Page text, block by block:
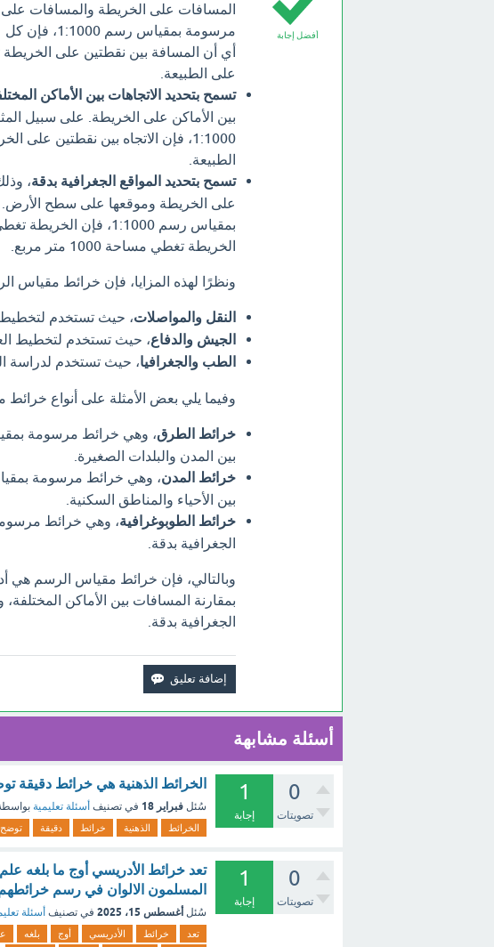
أفضل إجابة
المسافات على الخريطة والمسافات على
على الطبيعة.
تسمح بتحديد الاتجاهات بين الأماكن
بين الأماكن على الخريطة. على سبيل
1:1000، فإن الاتجاه بين نقطتين
الطبيعة.
تسمح بتحديد المواقع الجغرافية بدقة،
على الخريطة وموقعها على سطح
الخريطة تغطي مساحة 1000 متر مربع.
ونظرًا لهذه المزايا، فإن خرائط مقياس
النقل والمواصلات، حيث تستخدم لتخطيط
الجيش والدفاع، حيث تستخدم لتخطيط
الطب والجغرافيا، حيث تستخدم لدراسة
وفيما يلي بعض الأمثلة على أنواع
خرائط الطرق، وهي خرائط مرسومة
بين المدن والبلدات الصغيرة.
خرائط المدن، وهي خرائط مرسومة
بين الأحياء والمناطق السكنية.
خرائط الطوبوغرافية، وهي خرائط
الجغرافية بدقة.
وبالتالي، فإن خرائط مقياس الرسم هي
بمقارنة المسافات بين الأماكن المختلفة،
الجغرافية بدقة.
أسئلة مشابهة
0
تصويتات
1
إجابة
الخرائط الذهنية هي خرائط
سُئل فبراير 18 في تصنيف أسئلة تعليمية
الخرائط الذهنية خرائط دقيقة توضح
0
تصويتات
1
إجابة
تعد خرائط الأدريسي أوج ما بلغه
المسلمون الالوان في رسم
سُئل أغسطس 15، 2025 في تصنيف أسئلة
تعد خرائط الأدريسي أوج بلغه